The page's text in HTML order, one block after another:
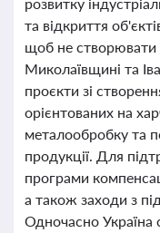
та відкриття
щоб не створювати
Миколаївщині та
проєкти зі
орієнтованих на
металообробку та
продукції. Для
програми
а також заходи з
Одночасно